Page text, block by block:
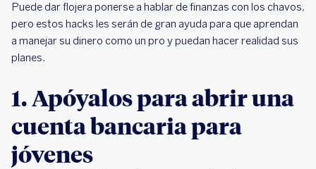
Puede dar flojera ponerse a hablar de finanzas con los chavos,
pero estos hacks les serán de gran ayuda para que aprendan
a manejar su dinero como un pro y puedan hacer realidad sus
planes.
1. Apóyalos para abrir una
cuenta bancaria para
jóvenes